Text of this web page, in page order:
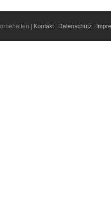
| Kontakt| Datenschutz